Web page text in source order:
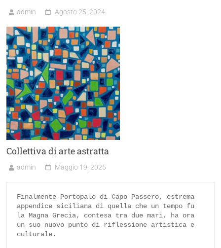
admin Agosto 25, 2024
Collettiva di arte astratta
admin Maggio 19, 2025
Finalmente Portopalo di Capo Passero, estrema
appendice siciliana di quella che un tempo fu
la Magna Grecia, contesa tra due mari, ha ora
un suo nuovo punto di riflessione artistica e
culturale.